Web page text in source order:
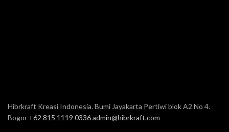
Hibrkraft Kreasi Indonesia. Bumi Jayakarta Pertiwi blok A2 No 4.
Bogor +62 815 1119 0336admin@hibrkraft.com